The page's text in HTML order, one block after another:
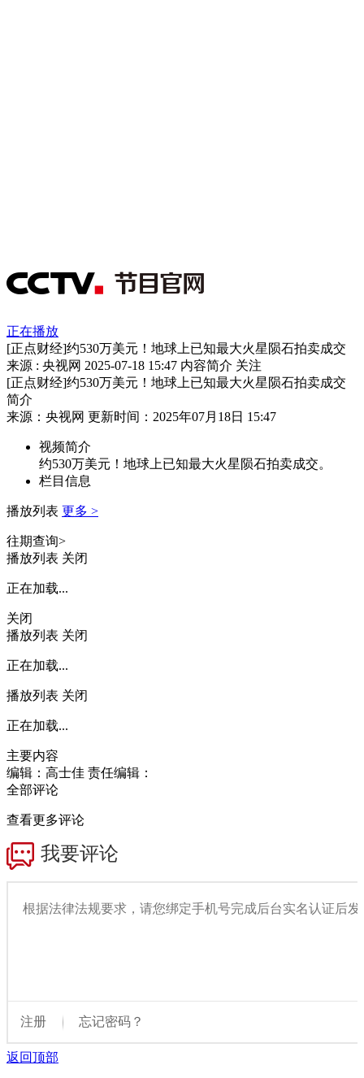
正在播放
[正点财经]约530万美元！地球上已知最大火星陨石拍卖成交
来源 : 央视网 2025-07-18 15:47 内容简介 关注
[正点财经]约530万美元！地球上已知最大火星陨石拍卖成交
简介
来源：央视网 更新时间：2025年07月18日 15:47
视频简介
约530万美元！地球上已知最大火星陨石拍卖成交。
栏目信息
播放列表 更多 >
往期查询>
播放列表 关闭
正在加载...
关闭
播放列表 关闭
正在加载...
播放列表 关闭
正在加载...
主要内容
编辑：高士佳 责任编辑：
全部评论
查看更多评论
返回顶部